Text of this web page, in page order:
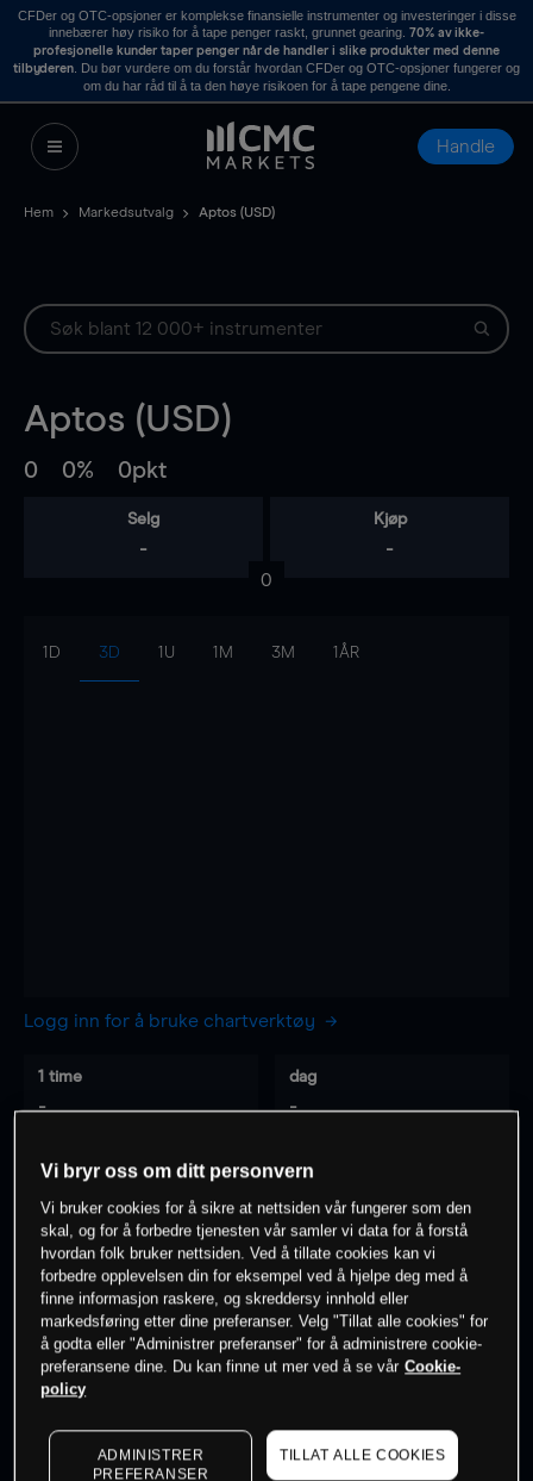
CFDer og OTC-opsjoner er komplekse finansielle instrumenter og investeringer i disse
innebærer høy risiko for å tape penger raskt, grunnet gearing. 70% av ikke-
profesjonelle kunder taper penger når de handler i slike produkter med denne
tilbyderen . Du bør vurdere om du forstår hvordan CFDer og OTC-opsjoner fungerer og
om du har råd til å ta den høye risikoen for å tape pengene dine.
Handle
Hem Markedsutvalg Aptos (USD)
Aptos (USD)
0 0% 0pkt
Selg
-
Kjøp
-
0
1D 3D 1U 1M 3M 1ÅR
Logg inn for å bruke chartverktøy
1 time
-
dag
-
7 dager
-
30 dager
-
0% av kunder erpå dette instrumentet
Vi bryr oss om ditt personvern
Vi bruker cookies for å sikre at nettsiden vår fungerer som den
skal, og for å forbedre tjenesten vår samler vi data for å forstå
hvordan folk bruker nettsiden. Ved å tillate cookies kan vi
forbedre opplevelsen din for eksempel ved å hjelpe deg med å
finne informasjon raskere, og skreddersy innhold eller
markedsføring etter dine preferanser. Velg "Tillat alle cookies" for
å godta eller "Administrer preferanser" for å administrere cookie-
preferansene dine. Du kan finne ut mer ved å se vår Cookie-
policy
ADMINISTRER
PREFERANSER
TILLAT ALLE COOKIES